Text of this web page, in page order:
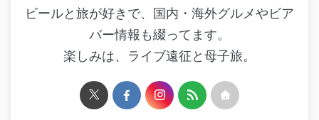
ビールと旅が好きで、国内・海外グルメやビア
バー情報も綴ってます。
楽しみは、ライブ遠征と母子旅。